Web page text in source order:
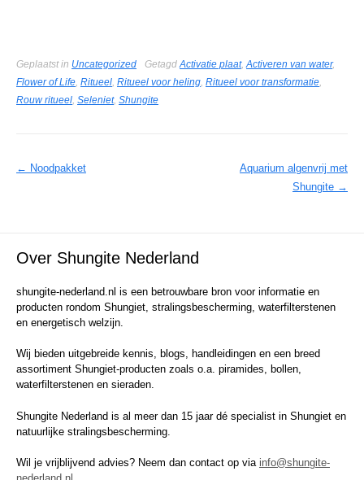
Geplaatst in Uncategorized GetagdActivatie plaat,Activeren van water,
Flower of Life, Ritueel, Ritueel voor heling, Ritueel voor transformatie,
Rouw ritueel, Seleniet, Shungite
Berichtnavigatie
← Noodpakket
Aquarium algenvrij met
Shungite →
Over Shungite Nederland
shungite-nederland.nl is een betrouwbare bron voor informatie en
producten rondom Shungiet, stralingsbescherming, waterfilterstenen
en energetisch welzijn.
Wij bieden uitgebreide kennis, blogs, handleidingen en een breed
assortiment Shungiet-producten zoals o.a. piramides, bollen,
waterfilterstenen en sieraden.
Shungite Nederland is al meer dan 15 jaar dé specialist in Shungiet en
natuurlijke stralingsbescherming.
Wil je vrijblijvend advies? Neem dan contact op via info@shungite-